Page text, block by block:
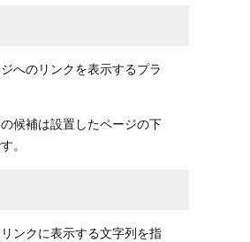
へのリンクを表示するプラ
候補は設置したページの下
。
ンクに表示する文字列を指